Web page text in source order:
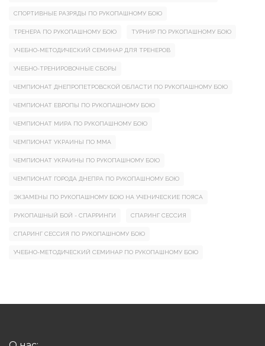
СПОРТИВНЫЕ РАЗРЯДЫ ПО РУКОПАШНОМУ БОЮ
ТРЕНЕРА ПО РУКОПАШНОМУ БОЮ ТУРНИР ПО РУКОПАШНОМУ БОЮ
УЧЕБНО-МЕТОДИЧЕСКИЙ СЕМИНАР ДЛЯ ТРЕНЕРОВ
УЧЕБНО-ТРЕНИРОВОЧНЫЕ СБОРЫ
ЧЕМПИОНАТ ДНЕПРОПЕТРОВСКОЙ ОБЛАСТИ ПО РУКОПАШНОМУ БОЮ
ЧЕМПИОНАТ ЕВРОПЫ ПО РУКОПАШНОМУ БОЮ
ЧЕМПИОНАТ МИРА ПО РУКОПАШНОМУ БОЮ
ЧЕМПИОНАТ УКРАИНЫ ПО ММА
ЧЕМПИОНАТ УКРАИНЫ ПО РУКОПАШНОМУ БОЮ
ЧЕМПИОНАТ ГОРОДА ДНЕПРА ПО РУКОПАШНОМУ БОЮ
ЭКЗАМЕНЫ ПО РУКОПАШНОМУ БОЮ НА УЧЕНИЧЕСКИЕ ПОЯСА
РУКОПАШНЫЙ БОЙ - СПАРРИНГИ СПАРИНГ СЕССИЯ
СПАРИНГ СЕССИЯ ПО РУКОПАШНОМУ БОЮ
УЧЕБНО-МЕТОДИЧЕСКИЙ СЕМИНАР ПО РУКОПАШНОМУ БОЮ